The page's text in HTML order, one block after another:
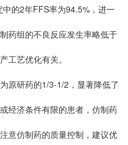
的2年FFS率为94.5%，进一
药组的不良反应发生率略低于
工艺优化有关。
研药的1/3-1/2，显著降低了
经济条件有限的患者，仿制药
意仿制药的质量控制，建议优